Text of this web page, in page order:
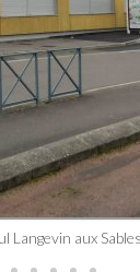
Langevin aux